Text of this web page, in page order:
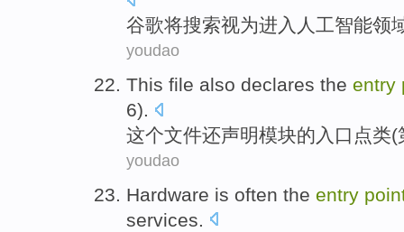
谷歌将搜索视为进入 人工智能领
youdao
This file also declares the entry
6).
这个文件还声明模块的 入口 点类(
youdao
Hardware is often the entry
services